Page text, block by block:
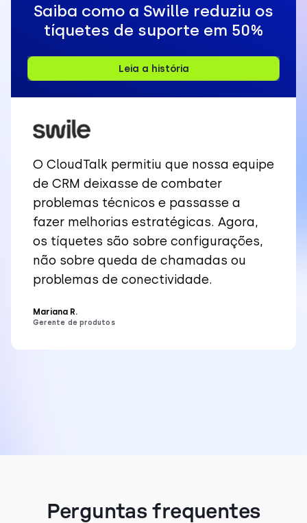
Saiba como a Swille reduziu os
tíquetes de suporte em 50%
Leia a história
O CloudTalk permitiu que nossa equipe
de CRM deixasse de combater
problemas técnicos e passasse a
fazer melhorias estratégicas. Agora,
os tíquetes são sobre configurações,
não sobre queda de chamadas ou
problemas de conectividade.
Mariana R.
Gerente de produtos
Perguntas frequentes